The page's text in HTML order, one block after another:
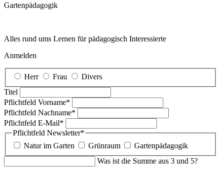
Garten­pädagogik
Alles rund ums Lernen für pädagogisch Interessierte
Anmelden
Herr Frau
Divers
Titel
Pflichtfeld Vorname*
Pflichtfeld Nachname*
Pflichtfeld E-Mail*
Pflichtfeld Newsletter*
Natur im Garten
Grünraum
Gartenpädagogik
Was ist die Summe aus 3 und 5?